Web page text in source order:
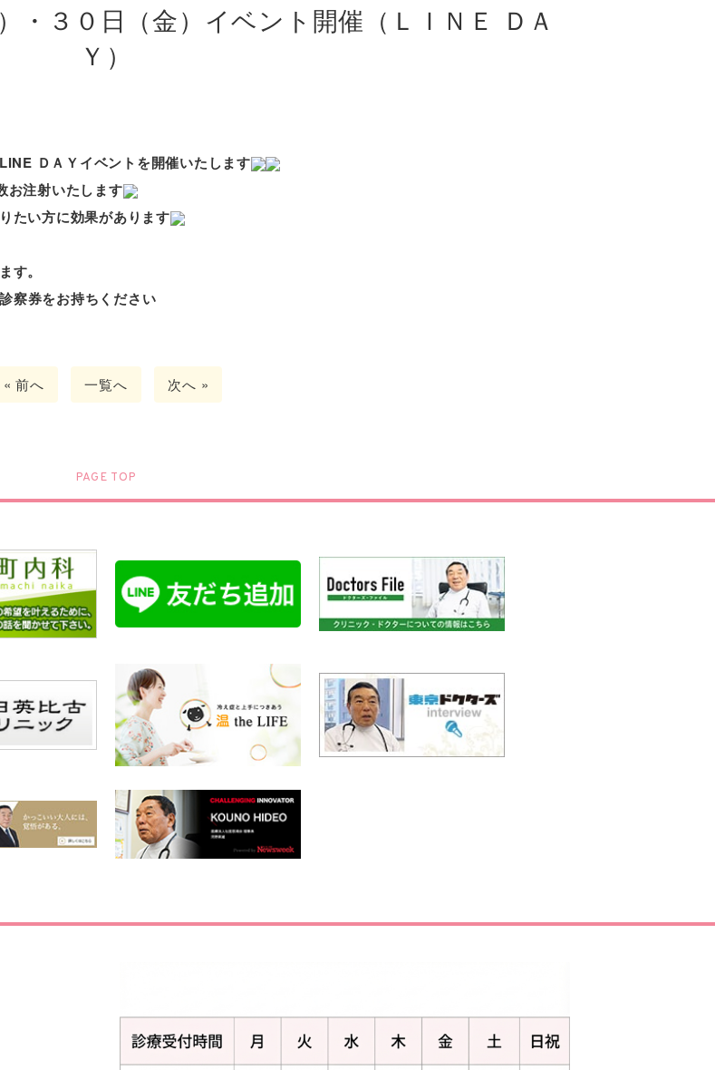
・３０日（金）イベント開催（ＬＩＮＥ ＤＡ
Ｙ）
ＤＡＹイベントを開催いたします
お注射いたします
たい方に効果があります
す。
察券をお持ちください
« 前へ 一覧へ 次へ »
PAGE TOP